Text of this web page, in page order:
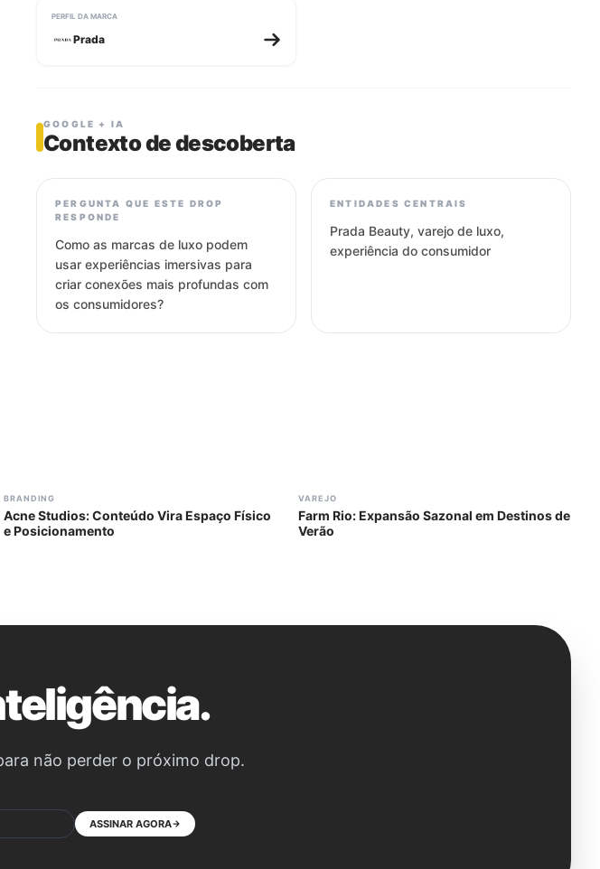
PERFIL DA MARCA
Prada
GOOGLE + IA
Contexto de descoberta
PERGUNTA QUE ESTE DROP
RESPONDE
Como as marcas de luxo podem
usar experiências imersivas para
criar conexões mais profundas com
os consumidores?
ENTIDADES CENTRAIS
Prada Beauty, varejo de luxo,
experiência do consumidor
#304
BRANDING
Acne Studios: Conteúdo Vira Espaço Físico
e Posicionamento
#305
VAREJO
Farm Rio: Expansão Sazonal em Destinos de
Verão
não perder o próximo drop.
ASSINAR AGORA